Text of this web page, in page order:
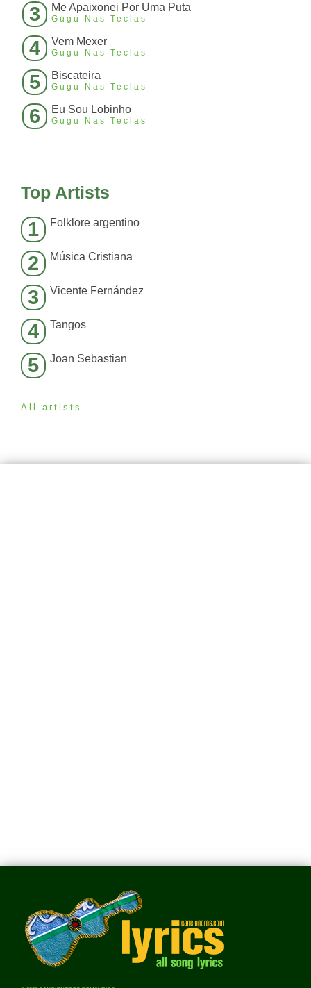
3 Me Apaixonei Por Uma Puta
Gugu Nas Teclas
4 Vem Mexer
Gugu Nas Teclas
5 Biscateira
Gugu Nas Teclas
6 Eu Sou Lobinho
Gugu Nas Teclas
Top Artists
1 Folklore argentino
2 Música Cristiana
3 Vicente Fernández
4 Tangos
5 Joan Sebastian
All artists